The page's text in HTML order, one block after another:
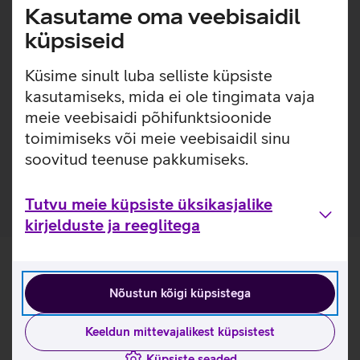
Kasutame oma veebisaidil
küpsiseid
Küsime sinult luba selliste küpsiste
kasutamiseks, mida ei ole tingimata vaja
meie veebisaidi põhifunktsioonide
toimimiseks või meie veebisaidil sinu
soovitud teenuse pakkumiseks.
Tutvu meie küpsiste üksikasjalike
kirjelduste ja reeglitega
Nõustun kõigi küpsistega
Keeldun mittevajalikest küpsistest
ole vaja eraldi adapterit, sest üks seade katab kõik
olulisemad pistikustandardid Euroopas, Ameerikas, Aasias
ja Austraalias.
Kuni 2500 W võimsus sobib nii väiksema kui ka suure
toitevõimsusega seadmetele.
Vajuta ja lükka mehhanism, kus sobiva pistiku saab
kiiresti valida lihtsa vajutuse ja libistamisega.
Tänu kergele disainile mahub adapter hõlpsalt taskusse
või reisikotti.